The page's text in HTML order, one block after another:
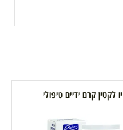
יו לקטין קרם ידיים טיפולי